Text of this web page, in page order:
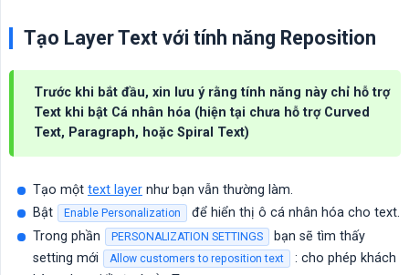
Tạo Layer Text với tính năng Reposition
Trước khi bắt đầu, xin lưu ý rằng tính năng này chỉ hỗ trợ
Text khi bật Cá nhân hóa (hiện tại chưa hỗ trợ Curved
Text, Paragraph, hoặc Spiral Text)
Tạo một text layer như bạn vẫn thường làm.
Bật
Enable Personalization
để hiển thị ô cá nhân hóa cho text.
Trong phần
PERSONALIZATION SETTINGS
bạn sẽ tìm thấy
setting mới
Allow customers to reposition text
: cho phép khách